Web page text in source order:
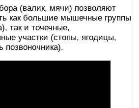
(валик, мячи) позволяют
как большие мышечные группы
так и точечные,
участки (стопы, ягодицы,